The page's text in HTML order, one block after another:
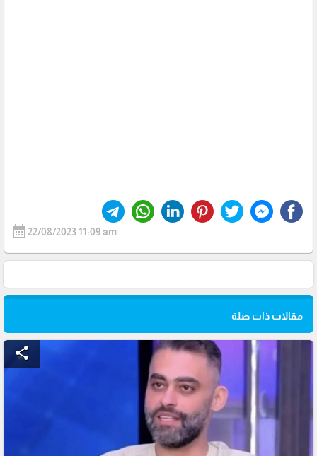
calendar_month22/08/2023 11:09 am
مقالات ذات صلة
share